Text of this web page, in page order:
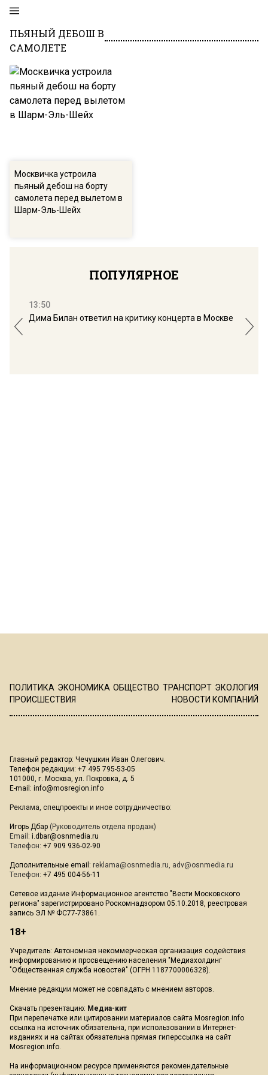
ПЬЯНЫЙ ДЕБОШ В
САМОЛЕТЕ
Москвичка устроила
пьяный дебош на борту
самолета перед вылетом в
Шарм-Эль-Шейх
ПОПУЛЯРНОЕ
13:50
Дима Билан ответил на критику концерта в Москве
ПОЛИТИКА ЭКОНОМИКА ОБЩЕСТВО ТРАНСПОРТ ЭКОЛОГИЯ
ПРОИСШЕСТВИЯ
НОВОСТИ КОМПАНИЙ
Главный редактор: Чечушкин Иван Олегович.
Телефон редакции: +7 495 795-53-05
101000, г. Москва, ул. Покровка, д. 5
E-mail: info@mosregion.info
Реклама, спецпроекты и иное сотрудничество:
Игорь Дбар (Руководитель отдела продаж)
Email: i.dbar@osnmedia.ru
Телефон: +7 909 936-02-90
Дополнительные email: reklama@osnmedia.ru, adv@osnmedia.ru
Телефон: +7 495 004-56-11
Сетевое издание Информационное агентство "Вести Московского
региона" зарегистрировано Роскомнадзором 05.10.2018, реестровая
запись ЭЛ № ФС77-73861.
18+
Учредитель: Автономная некоммерческая организация содействия
информированию и просвещению населения "Медиахолдинг
"Общественная служба новостей" (ОГРН 1187700006328).
Мнение редакции может не совпадать с мнением авторов.
Скачать презентацию: Медиа-кит
При перепечатке или цитировании материалов сайта Mosregion.info
ссылка на источник обязательна, при использовании в Интернет-
изданиях и на сайтах обязательна прямая гиперссылка на сайт
Mosregion.info.
На информационном ресурсе применяются рекомендательные